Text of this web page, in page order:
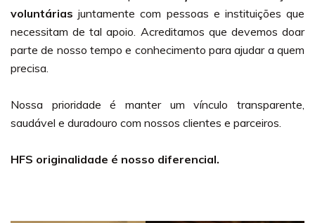
voluntárias juntamente com pessoas e instituições que
necessitam de tal apoio. Acreditamos que devemos doar
parte de nosso tempo e conhecimento para ajudar a quem
precisa.
Nossa prioridade é manter um vínculo transparente,
saudável e duradouro com nossos clientes e parceiros.
HFS originalidade é nosso diferencial.